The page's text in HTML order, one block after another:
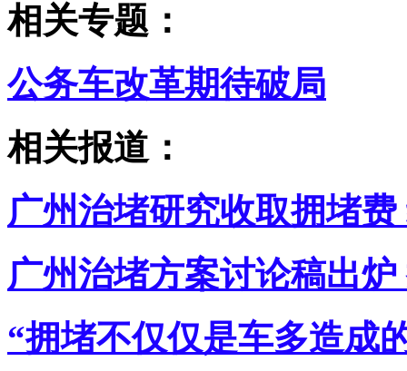
相关专题：
公务车改革期待破局
相关报道：
广州治堵研究收取拥堵
广州治堵方案讨论稿出
“拥堵不仅仅是车多造成